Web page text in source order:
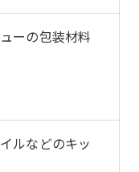
ーの包装材料
ルなどのキッ